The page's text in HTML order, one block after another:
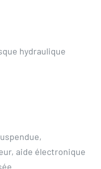
hydraulique
aide électronique